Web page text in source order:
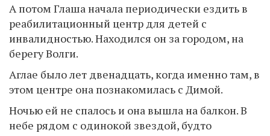
А потом Глаша начала периодически ездить в
реабилитационный центр для детей с
инвалидностью. Находился он за городом, на
берегу Волги.
Аглае было лет двенадцать, когда именно там, в
этом центре она познакомилась с Димой.
Ночью ей не спалось и она вышла на балкон. В
небе рядом с одинокой звездой, будто